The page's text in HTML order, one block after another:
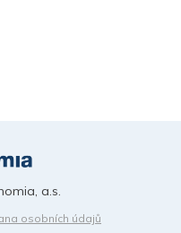
osobních údajů
a.s.